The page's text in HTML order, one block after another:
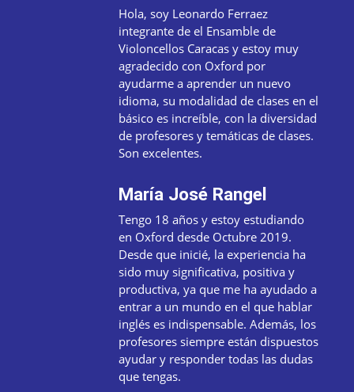
Hola, soy Leonardo Ferraez
integrante de el Ensamble de
Violoncellos Caracas y estoy muy
agradecido con Oxford por
ayudarme a aprender un nuevo
idioma, su modalidad de clases en el
básico es increíble, con la diversidad
de profesores y temáticas de clases.
Son excelentes.
María José Rangel
Tengo 18 años y estoy estudiando
en Oxford desde Octubre 2019.
Desde que inicié, la experiencia ha
sido muy significativa, positiva y
productiva, ya que me ha ayudado a
entrar a un mundo en el que hablar
inglés es indispensable. Además, los
profesores siempre están dispuestos
ayudar y responder todas las dudas
que tengas.